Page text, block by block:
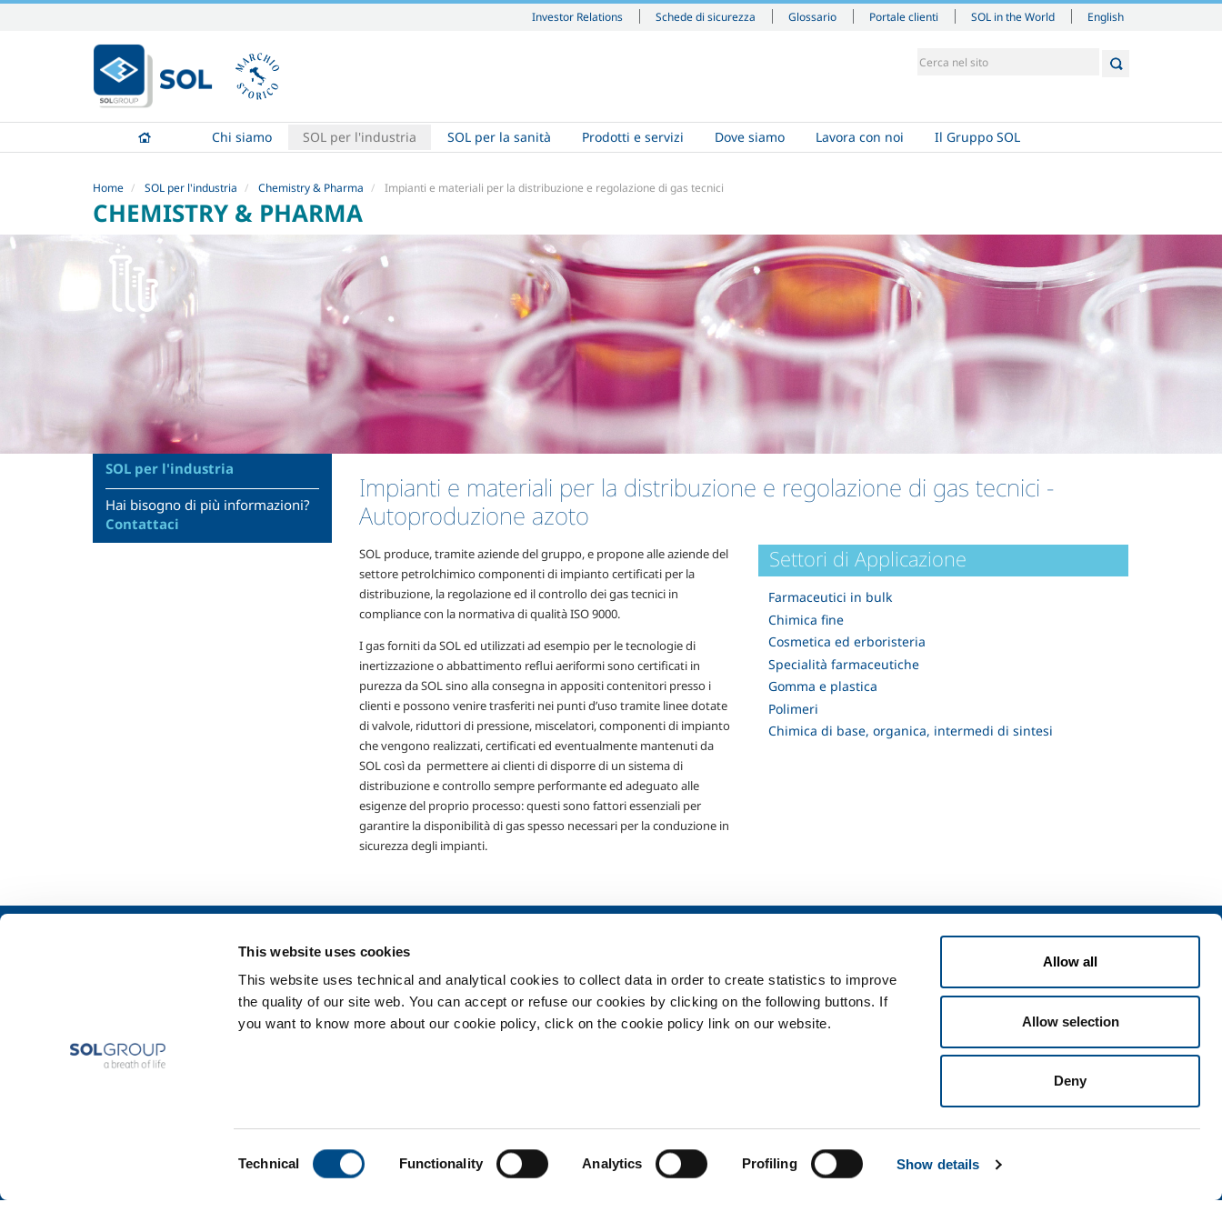
This website uses cookies
This website uses technical and analytical cookies to collect data in order to create statistics to improve
the quality of our site web. You can accept or refuse our cookies by clicking on the following buttons. If
you want to know more about our cookie policy, click on the cookie policy link on our website.
Technical Functionality Analytics Profiling Show details
Allow all
Allow selection
Deny
Investor Relations Schede di sicurezza Glossario Portale clienti SOL in the World
contenuti.
|
Salta
navigazione
English
Chi siamo SOL per l'industria SOL per la sanità Prodotti e servizi Dove siamo Lavora con noi Il Gruppo SOL
Home SOL per l'industria Chemistry & Pharma Impianti e materiali per la distribuzione e regolazione di gas tecnici
CHEMISTRY & PHARMA
Impianti e materiali per la distribuzione e regolazione di gas tecnici -
Autoproduzione azoto
SOL produce, tramite aziende del gruppo, e propone alle aziende del
settore petrolchimico componenti di impianto certificati per la
distribuzione, la regolazione ed il controllo dei gas tecnici in
compliance con la normativa di qualità ISO 9000.
I gas forniti da SOL ed utilizzati ad esempio per le tecnologie di
inertizzazione o abbattimento reflui aeriformi sono certificati in
purezza da SOL sino alla consegna in appositi contenitori presso i
clienti e possono venire trasferiti nei punti d’uso tramite linee dotate
di valvole, riduttori di pressione, miscelatori, componenti di impianto
che vengono realizzati, certificati ed eventualmente mantenuti da
SOL così da permettere ai clienti di disporre di un sistema di
distribuzione e controllo sempre performante ed adeguato alle
esigenze del proprio processo: questi sono fattori essenziali per
garantire la disponibilità di gas spesso necessari per la conduzione in
sicurezza degli impianti.
Settori di Applicazione
Farmaceutici in bulk
Chimica fine
Cosmetica ed erboristeria
Specialità farmaceutiche
Gomma e plastica
Polimeri
Chimica di base, organica, intermedi di sintesi
SOL per l'industria
Hai bisogno di più informazioni?
Contattaci
Sicurezza, ambiente e qualità
Metal Production
Metal Fabrication
Chemistry & Pharma
Servizi
Impianti dispositivo medico
Gas medicali
Prodotti e servizi per la sanità
Privacy Cookies Termini e condizioni Disclaimer Mappa del sito